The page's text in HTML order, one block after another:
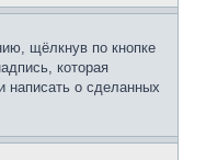
щёлкнув по кнопке
которая
написать о сделанных